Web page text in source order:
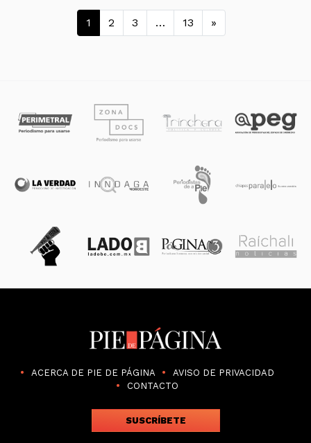
Navegación de entradas
1 2 3 … 13 »
ACERCA DE PIE DE PÁGINA
AVISO DE PRIVACIDAD
CONTACTO
SUSCRÍBETE